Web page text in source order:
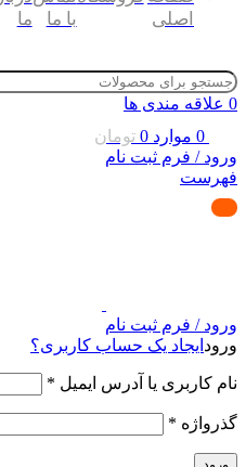
اصلی
با ما
ما
0 علاقه مندی ها
0 موارد 0 تومان
ورود / فرم ثبت نام
فهرست
ورود / فرم ثبت نام
ورود ایجاد یک حساب کاربری؟
نام کاربری یا آدرس ایمیل *
گذرواژه *